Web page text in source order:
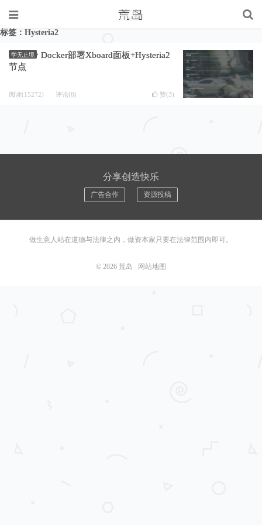
标签：Hysteria2
学无止境
Docker部署Xboard面板+Hysteria2
节点
阅读(15272) 评论(8) 赞(3)
分享创造快乐
广告合作 资源投稿
做生意人站在道德与法律之内，做资本家只要在法律范围内即可。
© 2026 荒岛 网站地图